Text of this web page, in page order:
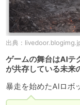
出典：
ゲームの舞台はAIテ
が共存している未来
暴走を始めたAIロボ